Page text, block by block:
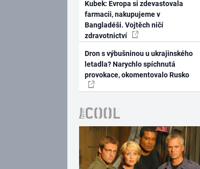
Kubek: Evropa si zdevastovala
farmacii, nakupujeme v
Bangladéši. Vojtěch ničí
zdravotnictví
Dron s výbušninou u ukrajinského
letadla? Narychlo spíchnutá
provokace, okomentovalo Rusko